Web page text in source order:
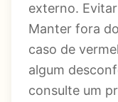
externo.
Manter fora
caso de
algum
consulte um